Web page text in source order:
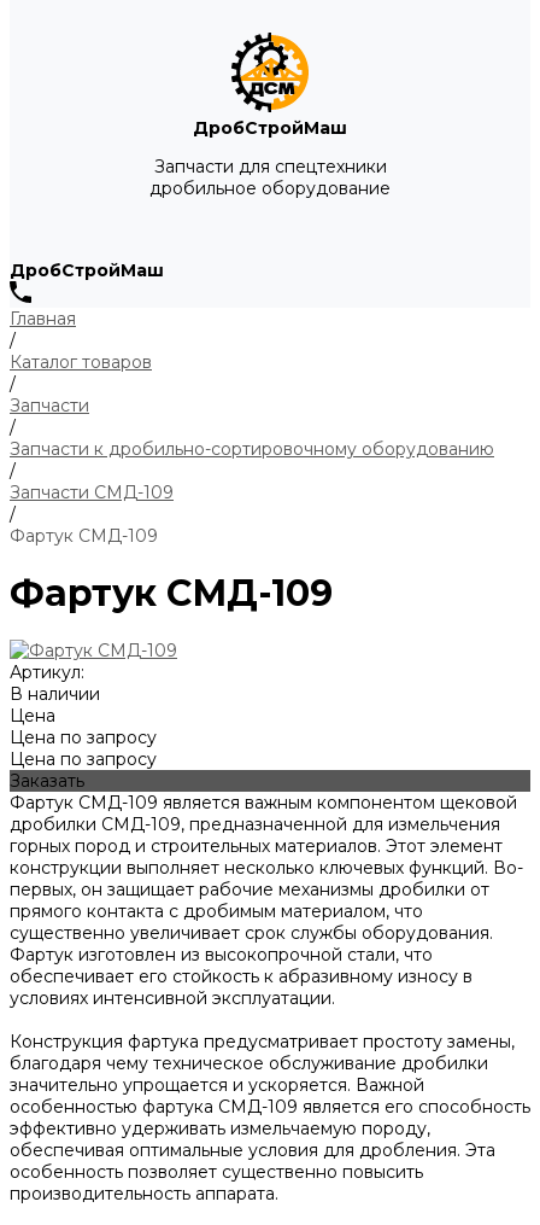
ДробСтройМаш
Запчасти для спецтехники
дробильное оборудование
ДробСтройМаш
Главная
/
Каталог товаров
/
Запчасти
/
Запчасти к дробильно-сортировочному оборудованию
/
Запчасти СМД-109
/
Фартук СМД-109
Фартук СМД-109
Артикул:
В наличии
Цена
Цена по запросу
Цена по запросу
Заказать
Фартук СМД-109 является важным компонентом щековой
дробилки СМД-109, предназначенной для измельчения
горных пород и строительных материалов. Этот элемент
конструкции выполняет несколько ключевых функций. Во-
первых, он защищает рабочие механизмы дробилки от
прямого контакта с дробимым материалом, что
существенно увеличивает срок службы оборудования.
Фартук изготовлен из высокопрочной стали, что
обеспечивает его стойкость к абразивному износу в
условиях интенсивной эксплуатации.
Конструкция фартука предусматривает простоту замены,
благодаря чему техническое обслуживание дробилки
значительно упрощается и ускоряется. Важной
особенностью фартука СМД-109 является его способность
эффективно удерживать измельчаемую породу,
обеспечивая оптимальные условия для дробления. Эта
особенность позволяет существенно повысить
производительность аппарата.